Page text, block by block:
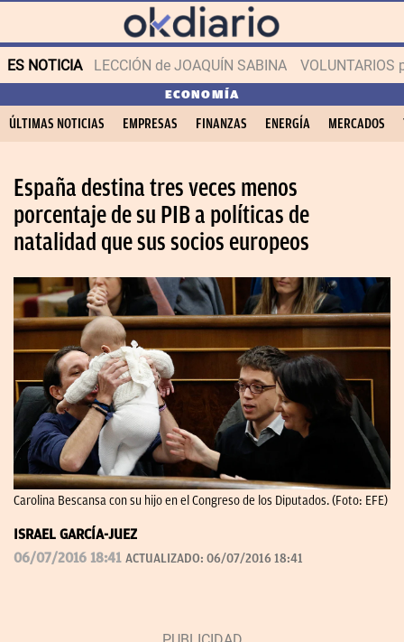
ES NOTICIA LECCIÓN de JOAQUÍN SABINA VOLUNTARIOS
ECONOMÍA
ÚLTIMAS NOTICIAS EMPRESAS FINANZAS ENERGÍA MERCADOS
España destina tres veces menos
porcentaje de su PIB a políticas de
natalidad que sus socios europeos
Carolina Bescansa con su hijo en el Congreso de los Diputados. (Foto: EFE)
ISRAEL GARCÍA-JUEZ
06/07/2016 18:41 ACTUALIZADO: 06/07/2016 18:41